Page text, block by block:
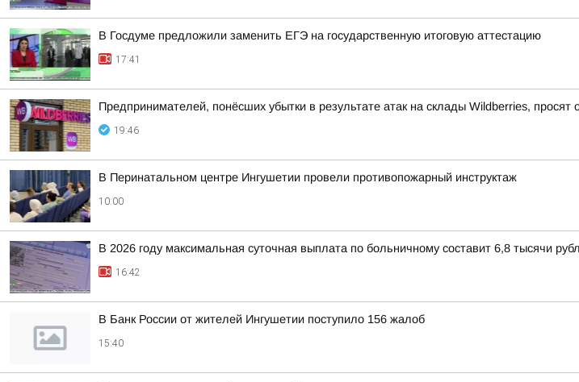
В Госдуме предложили заменить ЕГЭ на государственную итоговую аттестацию
17:41
Предпринимателей, понёсших убытки в результате атак на склады Wildberries,
19:46
В Перинатальном центре Ингушетии провели противопожарный инструктаж
10:00
В 2026 году максимальная суточная выплата по больничному составит 6,8 тысячи
16:42
В Банк России от жителей Ингушетии поступило 156 жалоб
15:40